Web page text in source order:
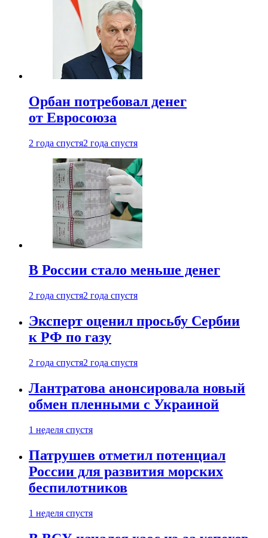
Орбан потребовал денег
от Евросоюза
2 года спустя2 года спустя
В России стало меньше денег
2 года спустя2 года спустя
Эксперт оценил просьбу Сербии
к РФ по газу
2 года спустя2 года спустя
Лантратова анонсировала новый
обмен пленными с Украиной
1 неделя спустя
Патрушев отметил потенциал
России для развития морских
беспилотников
1 неделя спустя